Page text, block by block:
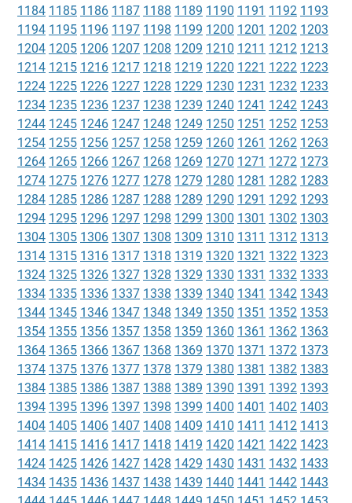
1184 1185 1186 1187 1188 1189 1190 1191 1192 1193
1194 1195 1196 1197 1198 1199 1200 1201 1202 1203
1204 1205 1206 1207 1208 1209 1210 1211 1212 1213
1214 1215 1216 1217 1218 1219 1220 1221 1222 1223
1224 1225 1226 1227 1228 1229 1230 1231 1232 1233
1234 1235 1236 1237 1238 1239 1240 1241 1242 1243
1244 1245 1246 1247 1248 1249 1250 1251 1252 1253
1254 1255 1256 1257 1258 1259 1260 1261 1262 1263
1264 1265 1266 1267 1268 1269 1270 1271 1272 1273
1274 1275 1276 1277 1278 1279 1280 1281 1282 1283
1284 1285 1286 1287 1288 1289 1290 1291 1292 1293
1294 1295 1296 1297 1298 1299 1300 1301 1302 1303
1304 1305 1306 1307 1308 1309 1310 1311 1312 1313
1314 1315 1316 1317 1318 1319 1320 1321 1322 1323
1324 1325 1326 1327 1328 1329 1330 1331 1332 1333
1334 1335 1336 1337 1338 1339 1340 1341 1342 1343
1344 1345 1346 1347 1348 1349 1350 1351 1352 1353
1354 1355 1356 1357 1358 1359 1360 1361 1362 1363
1364 1365 1366 1367 1368 1369 1370 1371 1372 1373
1374 1375 1376 1377 1378 1379 1380 1381 1382 1383
1384 1385 1386 1387 1388 1389 1390 1391 1392 1393
1394 1395 1396 1397 1398 1399 1400 1401 1402 1403
1404 1405 1406 1407 1408 1409 1410 1411 1412 1413
1414 1415 1416 1417 1418 1419 1420 1421 1422 1423
1424 1425 1426 1427 1428 1429 1430 1431 1432 1433
1434 1435 1436 1437 1438 1439 1440 1441 1442 1443